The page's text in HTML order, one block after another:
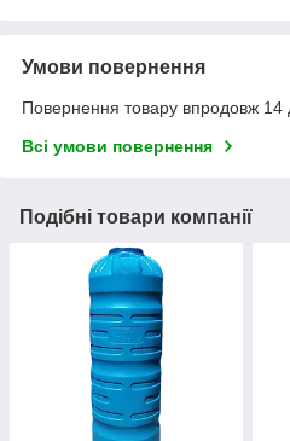
Умови повернення
Повернення товару впродовж 14
Всі умови повернення
Подібні товари компанії